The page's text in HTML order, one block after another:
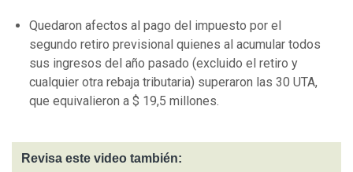
Quedaron afectos al pago del impuesto por el
segundo retiro previsional quienes al acumular todos
sus ingresos del año pasado (excluido el retiro y
cualquier otra rebaja tributaria) superaron las 30 UTA,
que equivalieron a $ 19,5 millones.
Revisa este video también: